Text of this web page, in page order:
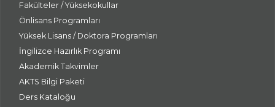
Fakülteler / Yüksekokullar
Önlisans Programları
Yüksek Lisans / Doktora Programları
İngilizce Hazırlık Programı
Akademik Takvimler
AKTS Bilgi Paketi
Ders Kataloğu